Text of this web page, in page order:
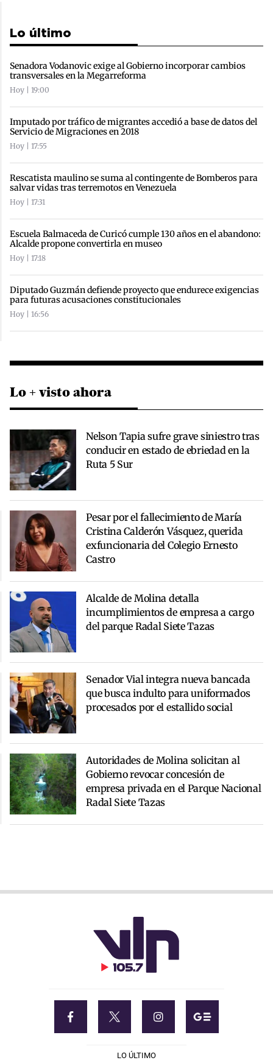
Lo último
Senadora Vodanovic exige al Gobierno incorporar cambios
transversales en la Megarreforma
Hoy | 19:00
Imputado por tráfico de migrantes accedió a base de datos del
Servicio de Migraciones en 2018
Hoy | 17:55
Rescatista maulino se suma al contingente de Bomberos para
salvar vidas tras terremotos en Venezuela
Hoy | 17:31
Escuela Balmaceda de Curicó cumple 130 años en el abandono:
Alcalde propone convertirla en museo
Hoy | 17:18
Diputado Guzmán defiende proyecto que endurece exigencias
para futuras acusaciones constitucionales
Hoy | 16:56
Lo + visto ahora
Nelson Tapia sufre grave siniestro tras
conducir en estado de ebriedad en la
Ruta 5 Sur
Pesar por el fallecimiento de María
Cristina Calderón Vásquez, querida
exfuncionaria del Colegio Ernesto
Castro
Alcalde de Molina detalla
incumplimientos de empresa a cargo
del parque Radal Siete Tazas
Senador Vial integra nueva bancada
que busca indulto para uniformados
procesados por el estallido social
Autoridades de Molina solicitan al
Gobierno revocar concesión de
empresa privada en el Parque Nacional
Radal Siete Tazas
LO ÚLTIMO